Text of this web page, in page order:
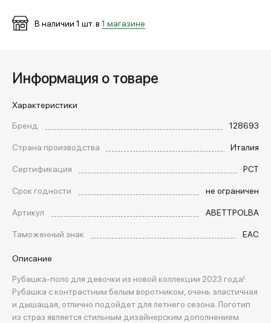
В наличии 1 шт. в 1 магазине
Информация о товаре
Характеристики
Бренд
128693
Страна производства
Италия
Сертификация
РСТ
Срок годности
не ограничен
Артикул
ABETTPOLBA
Таможенный знак
EAC
Описание
Рубашка-поло для девочки из новой коллекции 2023 года!
Рубашка с контрастным белым воротником, очень эластичная
и дышащая, отлично подойдет для летнего сезона. Логотип
из страз является стильным дизайнерским дополнением.